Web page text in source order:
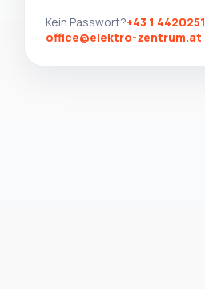
Kein Passwort?+43 1 4420251
office@elektro-zentrum.at